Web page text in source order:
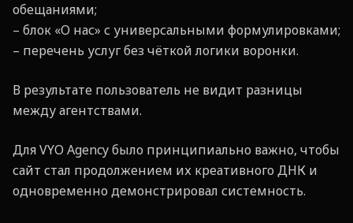
обещаниями;
– блок «О нас» с универсальными формулировками;
– перечень услуг без чёткой логики воронки.
В результате пользователь не видит разницы
между агентствами.
Для VYO Agency было принципиально важно, чтобы
сайт стал продолжением их креативного ДНК и
одновременно демонстрировал системность.